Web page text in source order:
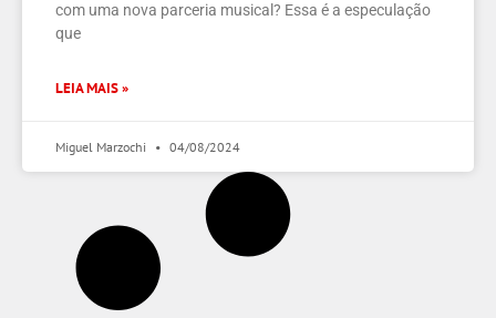
com uma nova parceria musical? Essa é a especulação
que
LEIA MAIS »
Miguel Marzochi 04/08/2024